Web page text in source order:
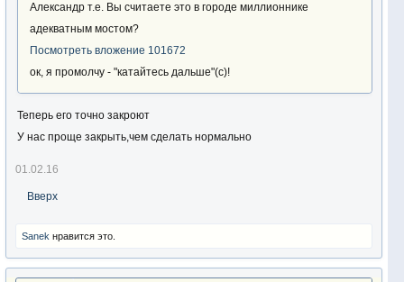
Александр т.е. Вы считаете это в городе миллионнике
адекватным мостом?
Посмотреть вложение 101672
ок, я промолчу - "катайтесь дальше"(с)!
Теперь его точно закроют
У нас проще закрыть,чем сделать нормально
01.02.16
Вверх
Sanek нравится это.